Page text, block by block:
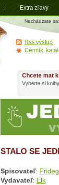
Antikvariát
shop.sk
Nachádzate sa:
STALO SE
Spisovateľ:
Vydavateľ: Elk
Chcete mat
Vyberte si
Rss výstup
Cenník,
Extra zľavy